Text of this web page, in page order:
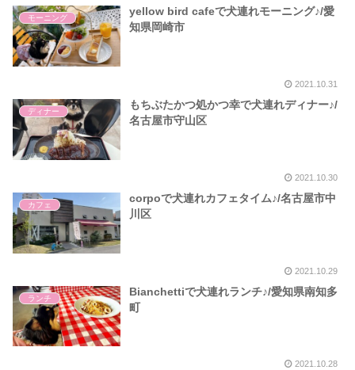
モーニング
yellow bird cafeで犬連れモーニング♪/愛
知県岡崎市
2021.10.31
ディナー
もちぶたかつ処かつ幸で犬連れディナー♪/
名古屋市守山区
2021.10.30
カフェ
corpoで犬連れカフェタイム♪/名古屋市中
川区
2021.10.29
ランチ
Bianchettiで犬連れランチ♪/愛知県南知多
町
2021.10.28